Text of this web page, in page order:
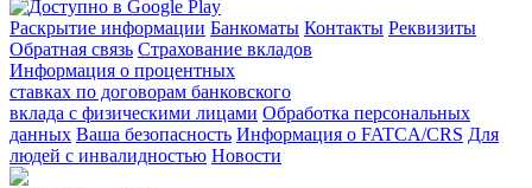
Раскрытие информации Банкоматы Контакты Реквизиты
Обратная связь Страхование вкладов
Информация о процентных
ставках по договорам банковского
вклада с физическими лицами Обработка персональных
данных Ваша безопасность Информация о FATCA/CRS Для
людей с инвалидностью Новости